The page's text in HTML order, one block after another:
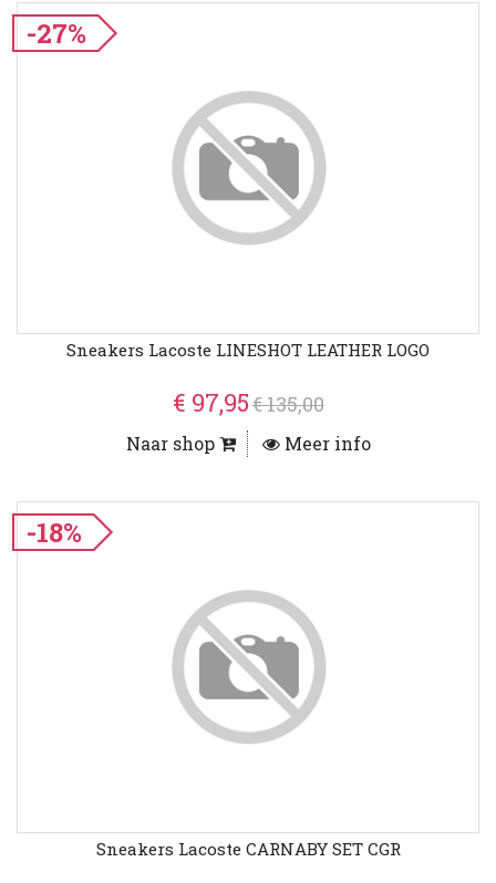
-27%
Sneakers Lacoste LINESHOT LEATHER LOGO
€ 97,95€ 135,00
Naar shop Meer info
-18%
Sneakers Lacoste CARNABY SET CGR